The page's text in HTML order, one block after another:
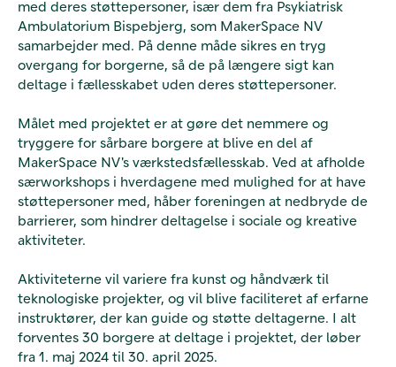
med deres støttepersoner, især dem fra Psykiatrisk
Ambulatorium Bispebjerg, som MakerSpace NV
samarbejder med. På denne måde sikres en tryg
overgang for borgerne, så de på længere sigt kan
deltage i fællesskabet uden deres støttepersoner.
Målet med projektet er at gøre det nemmere og
tryggere for sårbare borgere at blive en del af
MakerSpace NV's værkstedsfællesskab. Ved at afholde
særworkshops i hverdagene med mulighed for at have
støttepersoner med, håber foreningen at nedbryde de
barrierer, som hindrer deltagelse i sociale og kreative
aktiviteter.
Aktiviteterne vil variere fra kunst og håndværk til
teknologiske projekter, og vil blive faciliteret af erfarne
instruktører, der kan guide og støtte deltagerne. I alt
forventes 30 borgere at deltage i projektet, der løber
fra 1. maj 2024 til 30. april 2025.